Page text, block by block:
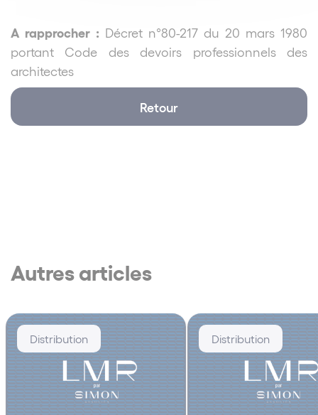
A rapprocher : Décret n°80-217 du 20 mars 1980
portant Code des devoirs professionnels des
architectes
Retour
Autres articles
Distribution Distribution